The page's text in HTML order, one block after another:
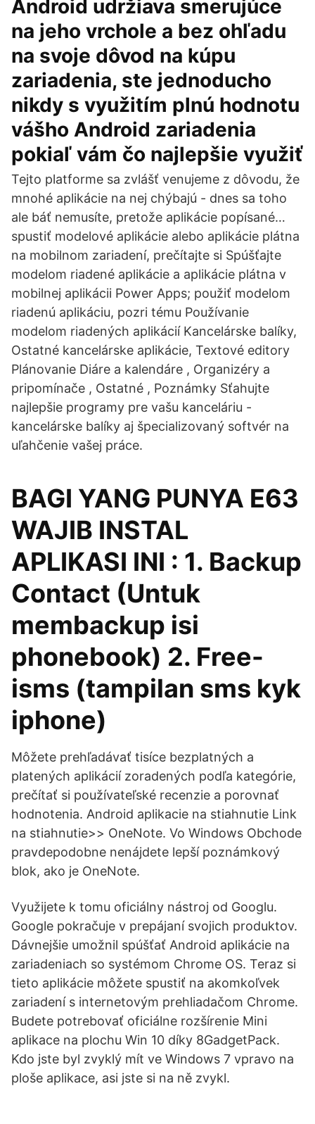
Android udržiava smerujúce
na jeho vrchole a bez ohľadu
na svoje dôvod na kúpu
zariadenia, ste jednoducho
nikdy s využitím plnú hodnotu
vášho Android zariadenia
pokiaľ vám čo najlepšie využiť
Tejto platforme sa zvlášť venujeme z dôvodu, že
mnohé aplikácie na nej chýbajú - dnes sa toho
ale báť nemusíte, pretože aplikácie popísané…
spustiť modelové aplikácie alebo aplikácie plátna
na mobilnom zariadení, prečítajte si Spúšťajte
modelom riadené aplikácie a aplikácie plátna v
mobilnej aplikácii Power Apps; použiť modelom
riadenú aplikáciu, pozri tému Používanie
modelom riadených aplikácií Kancelárske balíky,
Ostatné kancelárske aplikácie, Textové editory
Plánovanie Diáre a kalendáre , Organizéry a
pripomínače , Ostatné , Poznámky Sťahujte
najlepšie programy pre vašu kanceláriu -
kancelárske balíky aj špecializovaný softvér na
uľahčenie vašej práce.
BAGI YANG PUNYA E63
WAJIB INSTAL
APLIKASI INI : 1. Backup
Contact (Untuk
membackup isi
phonebook) 2. Free-
isms (tampilan sms kyk
iphone)
Môžete prehľadávať tisíce bezplatných a
platených aplikácií zoradených podľa kategórie,
prečítať si používateľské recenzie a porovnať
hodnotenia. Android aplikacie na stiahnutie Link
na stiahnutie>> OneNote. Vo Windows Obchode
pravdepodobne nenájdete lepší poznámkový
blok, ako je OneNote.
Využijete k tomu oficiálny nástroj od Googlu.
Google pokračuje v prepájaní svojich produktov.
Dávnejšie umožnil spúšťať Android aplikácie na
zariadeniach so systémom Chrome OS. Teraz si
tieto aplikácie môžete spustiť na akomkoľvek
zariadení s internetovým prehliadačom Chrome.
Budete potrebovať oficiálne rozšírenie Mini
aplikace na plochu Win 10 díky 8GadgetPack.
Kdo jste byl zvyklý mít ve Windows 7 vpravo na
ploše aplikace, asi jste si na ně zvykl.